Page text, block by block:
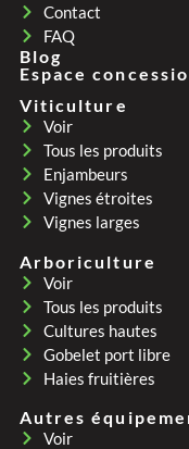
Contact
FAQ
Blog
Espace
Viticulture
Voir
Tous les produits
Enjambeurs
Vignes étroites
Vignes larges
Arboriculture
Voir
Tous les produits
Cultures hautes
Gobelet port libre
Haies fruitières
Autres
Voir